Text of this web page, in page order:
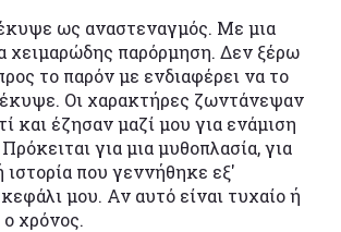
ως αναστεναγμός. Με μια
χειμαρώδης παρόρμηση. Δεν ξέρω
το παρόν με ενδιαφέρει να το
Οι χαρακτήρες ζωντάνεψαν
και έζησαν μαζί μου για ενάμιση
για μια μυθοπλασία, για
ιστορία που γεννήθηκε εξ'
μου. Αν αυτό είναι τυχαίο ή
ο χρόνος.